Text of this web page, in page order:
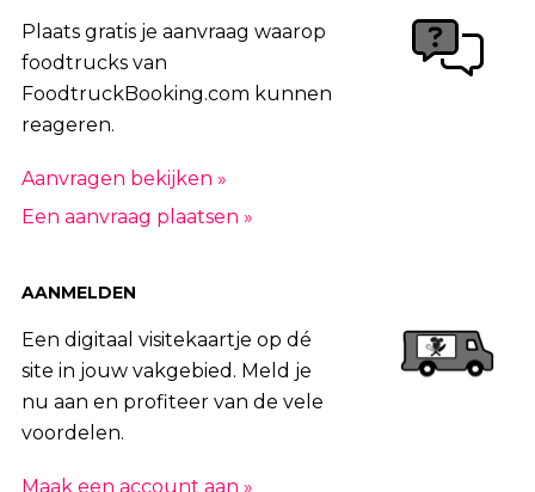
Plaats gratis je aanvraag waarop
foodtrucks van
FoodtruckBooking.com kunnen
reageren.
Aanvragen bekijken »
Een aanvraag plaatsen »
AANMELDEN
Een digitaal visitekaartje op dé
site in jouw vakgebied. Meld je
nu aan en profiteer van de vele
voordelen.
Maak een account aan »